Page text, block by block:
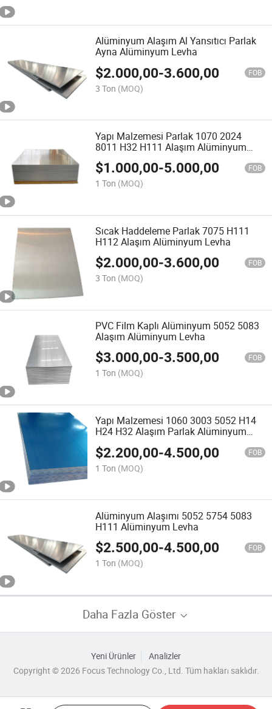
Alüminyum Alaşım Al Yansıtıcı Parlak
Ayna Alüminyum Levha
$2.000,00-3.600,00 FOB
3 Ton (MOQ)
Yapı Malzemesi Parlak 1070 2024
8011 H32 H111 Alaşım Alüminyum
Levha
$1.000,00-5.000,00 FOB
1 Ton (MOQ)
Sıcak Haddeleme Parlak 7075 H111
H112 Alaşım Alüminyum Levha
$2.000,00-3.600,00 FOB
3 Ton (MOQ)
PVC Film Kaplı Alüminyum 5052 5083
Alaşım Alüminyum Levha
$3.000,00-3.500,00 FOB
1 Ton (MOQ)
Yapı Malzemesi 1060 3003 5052 H14
H24 H32 Alaşım Parlak Alüminyum
$2.200,00-4.500,00 FOB
1 Ton (MOQ)
Alüminyum Alaşımı 5052 5754 5083
H111 Alüminyum Levha
$2.500,00-4.500,00 FOB
1 Ton (MOQ)
Daha Fazla Göster
Yeni Ürünler
Analizler
Copyright © 2026 Focus Technology Co., Ltd. Tüm hakları saklıdır.